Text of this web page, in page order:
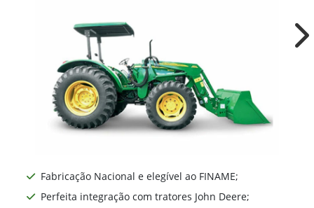
Fabricação Nacional e elegível ao FINAME;
Perfeita integração com tratores John Deere;